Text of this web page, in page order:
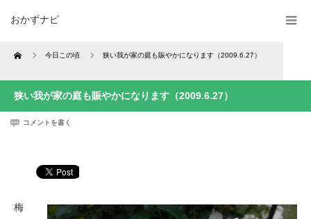
おかずナビ
Home 今日この頃 狭い我が家の庭も賑やかになります（2009.6.27）
狭い我が家の庭も賑やかになります（2009.6.27）
コメントを書く
梅